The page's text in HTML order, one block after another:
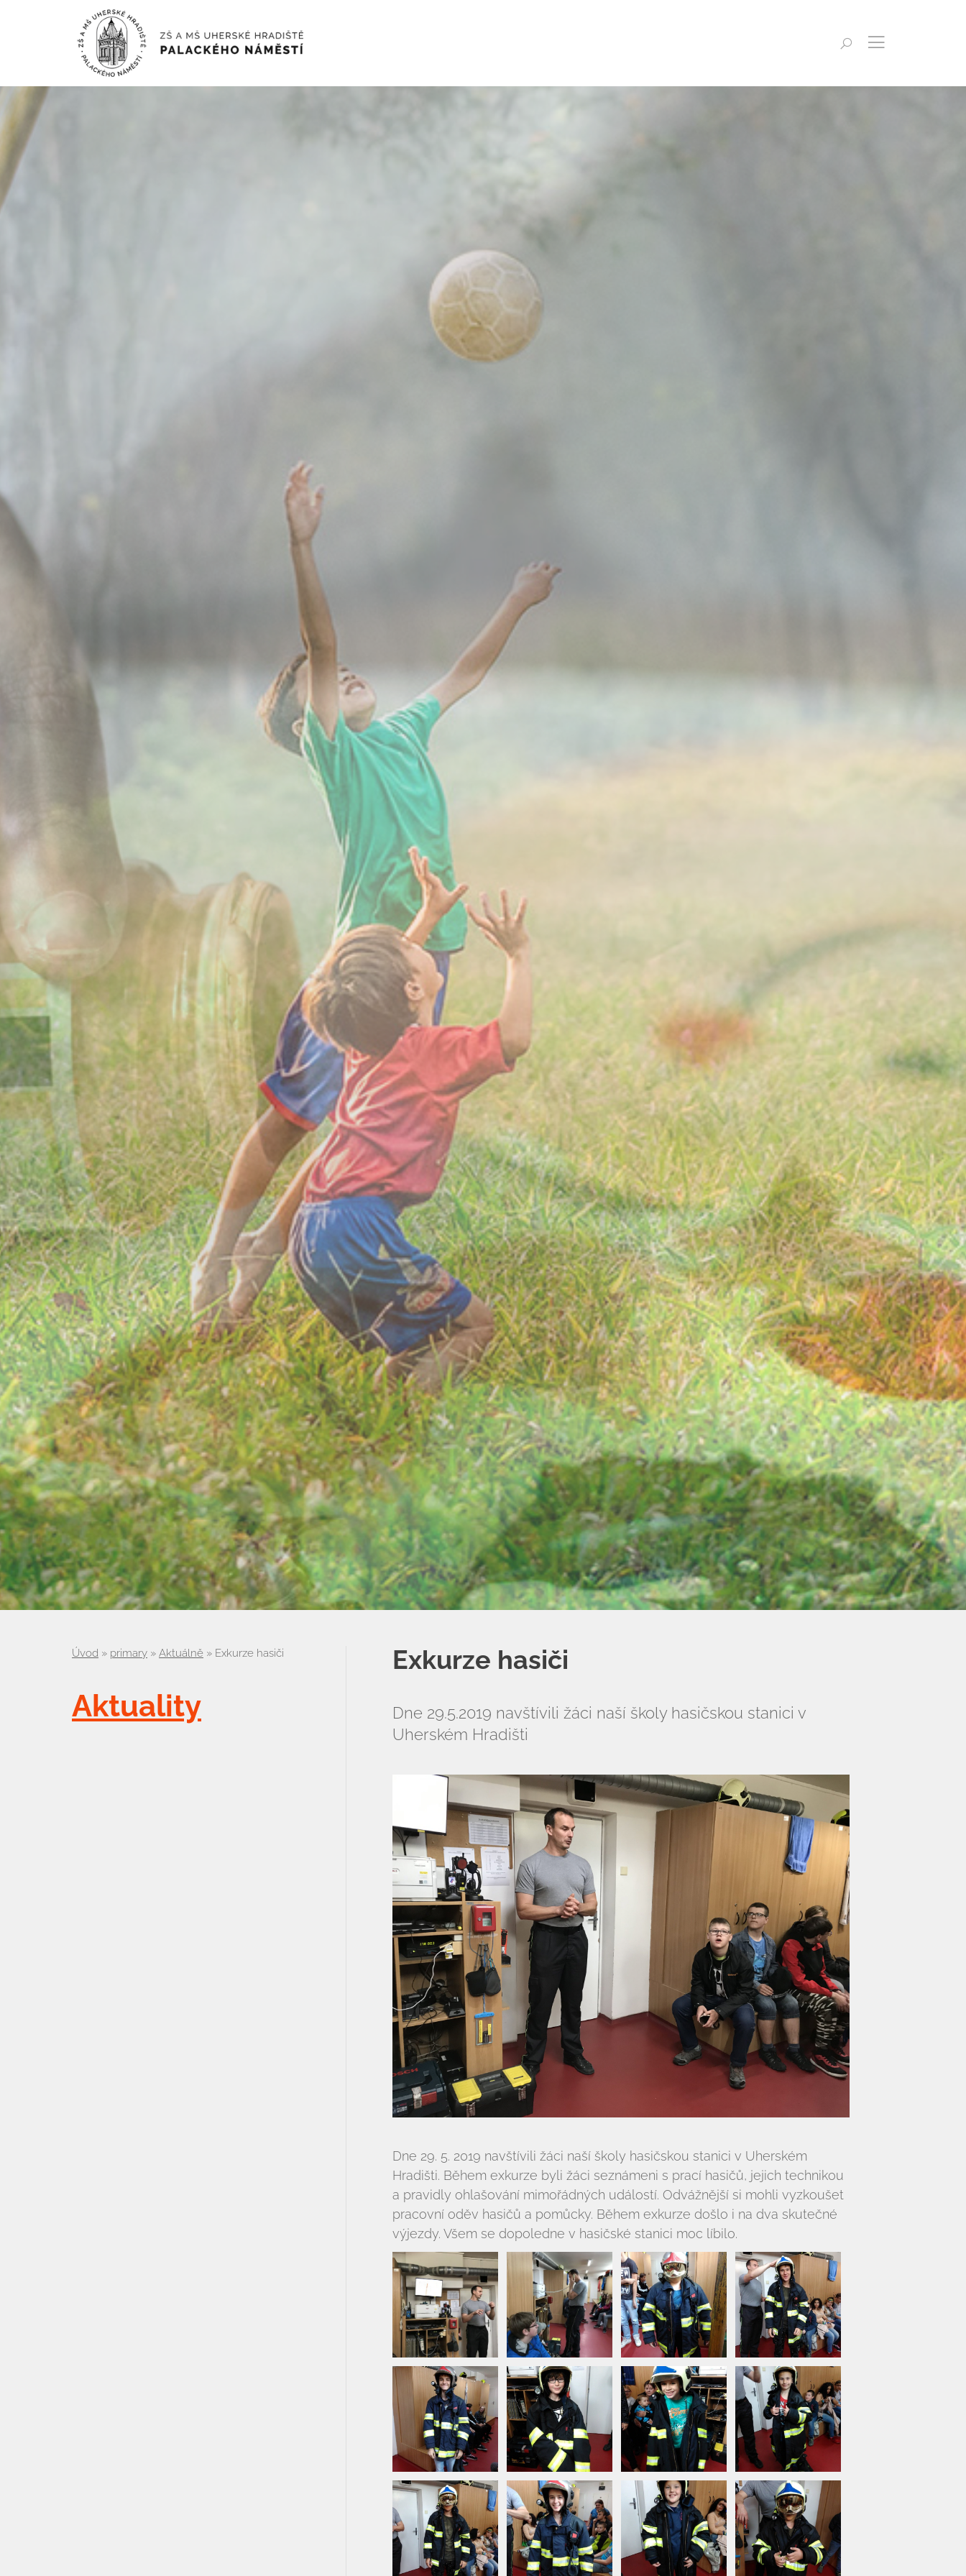
Úvod
Organizace školního roku
Úřední deska
Naše škola
Základní škola
ZŠ speciální
Školní družina
Fotogalerie
Kalendář akcí
Vyhledávání na webu
Úvod » primary » Aktuálně » Exkurze hasiči
Aktuality
Exkurze hasiči
Dne 29.5.2019 navštívili žáci naší školy hasičskou stanici v
Uherském Hradišti
Dne 29. 5. 2019 navštívili žáci naší školy hasičskou stanici v Uherském
Hradišti. Během exkurze byli žáci seznámeni s prací hasičů, jejich technikou
a pravidly ohlašování mimořádných událostí. Odvážnější si mohli vyzkoušet
pracovní oděv hasičů a pomůcky. Během exkurze došlo i na dva skutečné
výjezdy. Všem se dopoledne v hasičské stanici moc líbilo.